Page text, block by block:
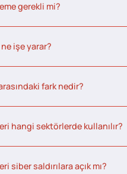
gerekli mi?
işe yarar?
fark nedir?
hangi sektörlerde kullanılır?
siber saldırılara açık mı?